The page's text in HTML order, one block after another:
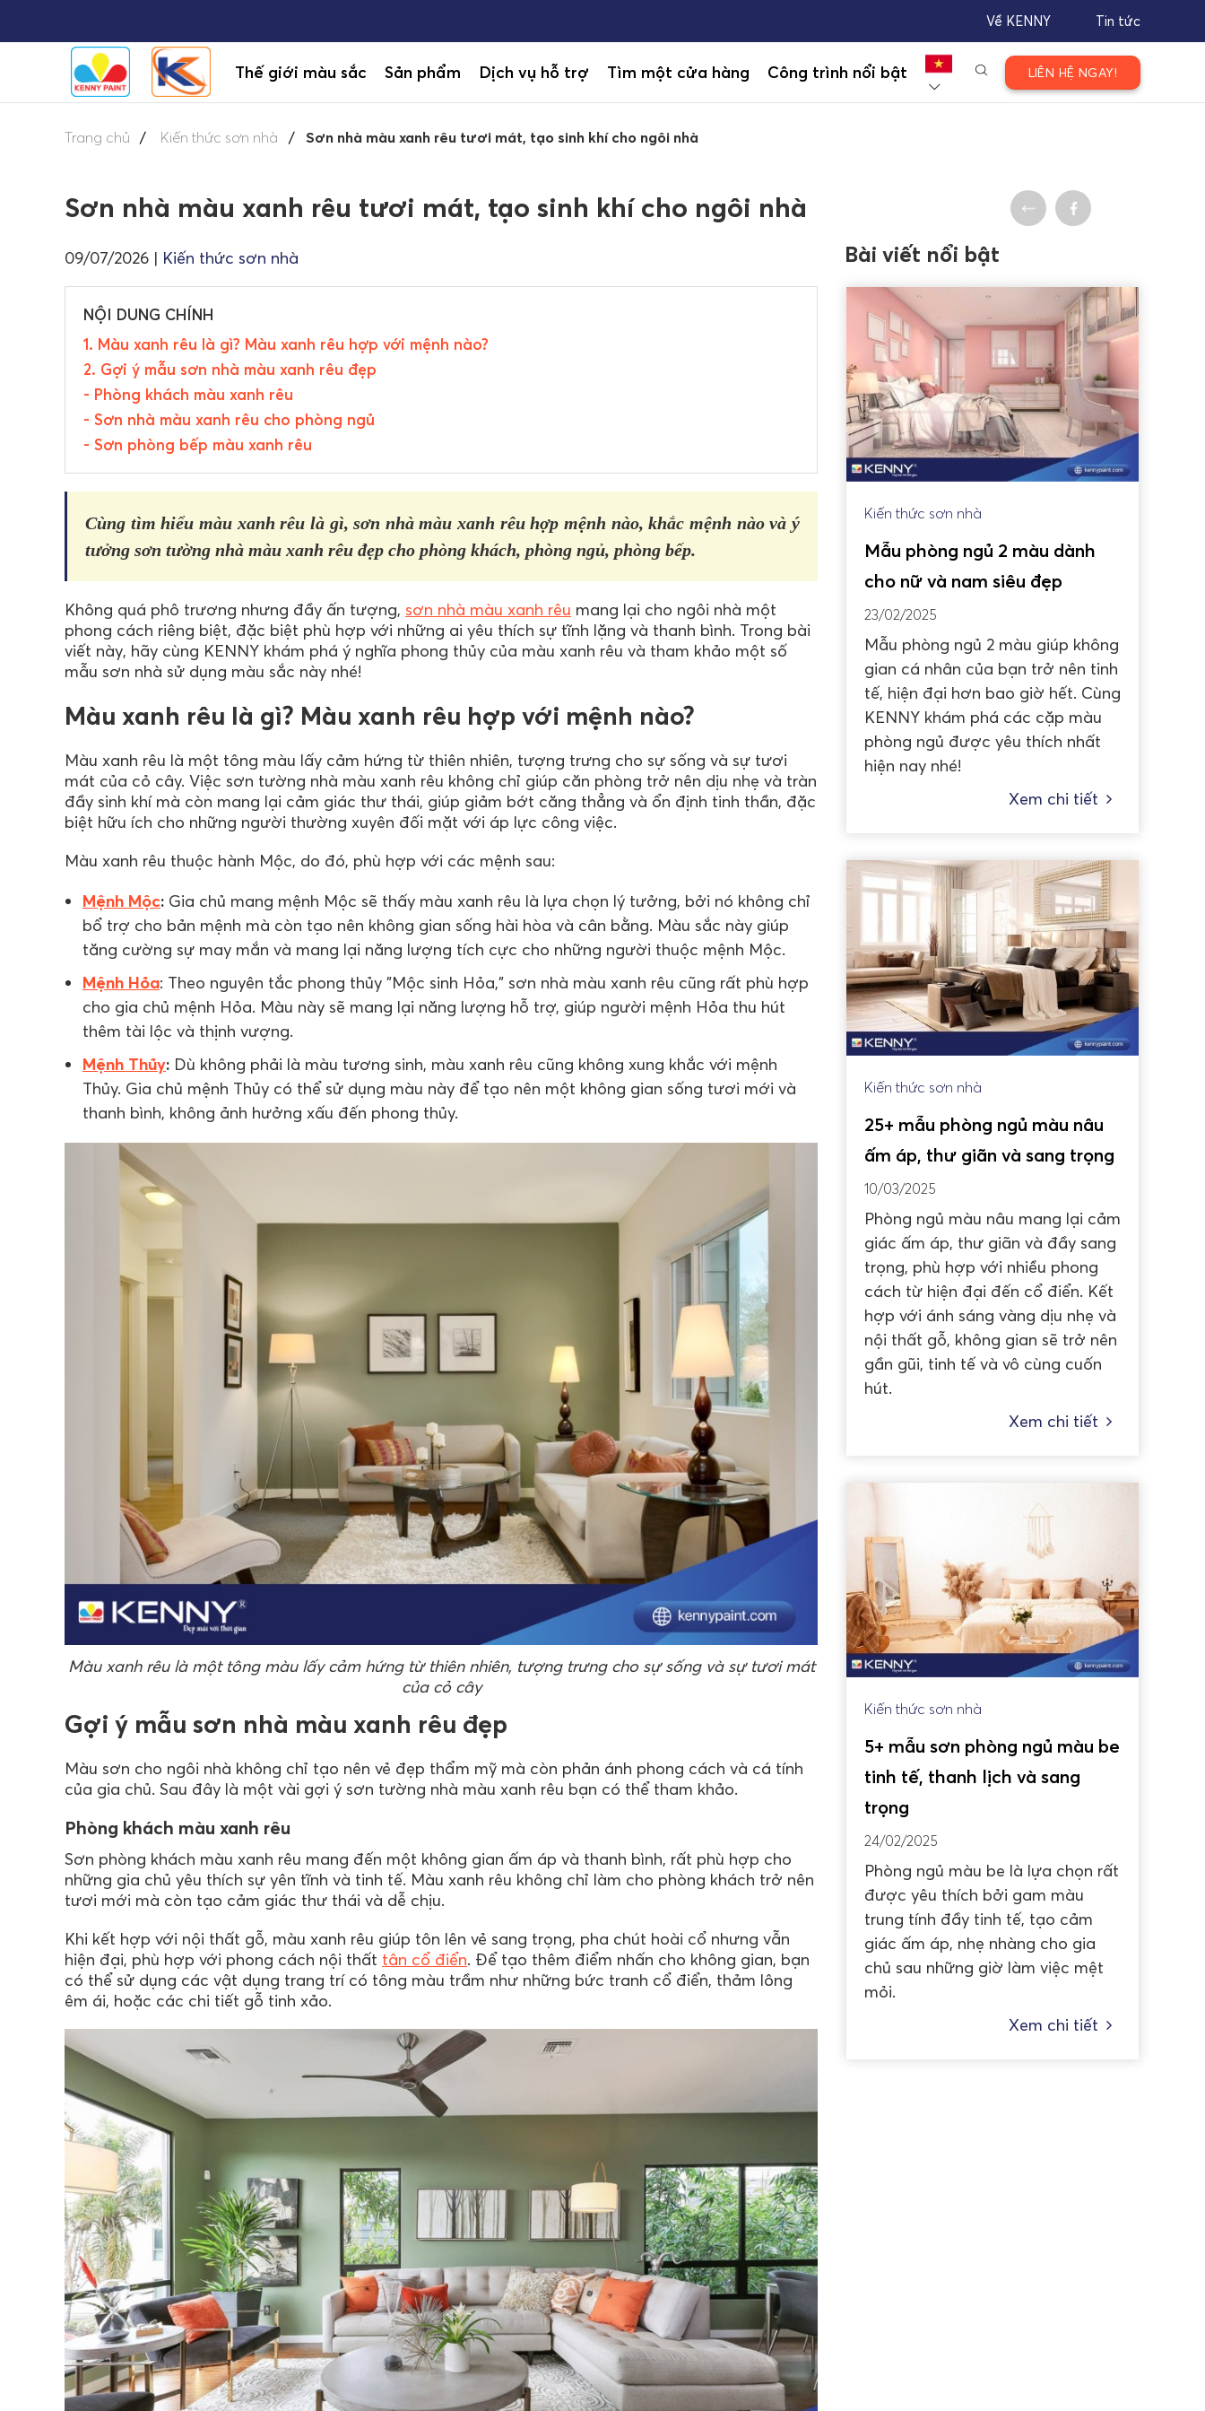
Tin tức
Về KENNY
Thế giới màu sắc Sản phẩm Dịch vụ hỗ trợ Tìm một cửa hàng Công trình nổi bật LIÊN HỆ NGAY!
Trang chủ Kiến thức sơn nhà Sơn nhà màu xanh rêu tươi mát, tạo sinh khí cho ngôi nhà
Sơn nhà màu xanh rêu tươi mát, tạo sinh khí cho ngôi nhà
09/07/2026 | Kiến thức sơn nhà
NỘI DUNG CHÍNH
1. Màu xanh rêu là gì? Màu xanh rêu hợp với mệnh nào?
2. Gợi ý mẫu sơn nhà màu xanh rêu đẹp
- Phòng khách màu xanh rêu
- Sơn nhà màu xanh rêu cho phòng ngủ
- Sơn phòng bếp màu xanh rêu
Cùng tìm hiểu màu xanh rêu là gì, sơn nhà màu xanh rêu hợp mệnh nào, khắc mệnh nào và ý
tưởng sơn tường nhà màu xanh rêu đẹp cho phòng khách, phòng ngủ, phòng bếp.
Không quá phô trương nhưng đầy ấn tượng, sơn nhà màu xanh rêu mang lại cho ngôi nhà một
phong cách riêng biệt, đặc biệt phù hợp với những ai yêu thích sự tĩnh lặng và thanh bình. Trong bài
viết này, hãy cùng KENNY khám phá ý nghĩa phong thủy của màu xanh rêu và tham khảo một số
mẫu sơn nhà sử dụng màu sắc này nhé!
Màu xanh rêu là gì? Màu xanh rêu hợp với mệnh nào?
Màu xanh rêu là một tông màu lấy cảm hứng từ thiên nhiên, tượng trưng cho sự sống và sự tươi
mát của cỏ cây. Việc sơn tường nhà màu xanh rêu không chỉ giúp căn phòng trở nên dịu nhẹ và tràn
đầy sinh khí mà còn mang lại cảm giác thư thái, giúp giảm bớt căng thẳng và ổn định tinh thần, đặc
biệt hữu ích cho những người thường xuyên đối mặt với áp lực công việc.
Màu xanh rêu thuộc hành Mộc, do đó, phù hợp với các mệnh sau:
Mệnh Mộc: Gia chủ mang mệnh Mộc sẽ thấy màu xanh rêu là lựa chọn lý tưởng, bởi nó không chỉ
bổ trợ cho bản mệnh mà còn tạo nên không gian sống hài hòa và cân bằng. Màu sắc này giúp
tăng cường sự may mắn và mang lại năng lượng tích cực cho những người thuộc mệnh Mộc.
Mệnh Hỏa: Theo nguyên tắc phong thủy "Mộc sinh Hỏa," sơn nhà màu xanh rêu cũng rất phù hợp
cho gia chủ mệnh Hỏa. Màu này sẽ mang lại năng lượng hỗ trợ, giúp người mệnh Hỏa thu hút
thêm tài lộc và thịnh vượng.
Mệnh Thủy: Dù không phải là màu tương sinh, màu xanh rêu cũng không xung khắc với mệnh
Thủy. Gia chủ mệnh Thủy có thể sử dụng màu này để tạo nên một không gian sống tươi mới và
thanh bình, không ảnh hưởng xấu đến phong thủy.
Màu xanh rêu là một tông màu lấy cảm hứng từ thiên nhiên, tượng trưng cho sự sống và sự tươi mát
của cỏ cây
Gợi ý mẫu sơn nhà màu xanh rêu đẹp
Màu sơn cho ngôi nhà không chỉ tạo nên vẻ đẹp thẩm mỹ mà còn phản ánh phong cách và cá tính
của gia chủ. Sau đây là một vài gợi ý sơn tường nhà màu xanh rêu bạn có thể tham khảo.
Phòng khách màu xanh rêu
Sơn phòng khách màu xanh rêu mang đến một không gian ấm áp và thanh bình, rất phù hợp cho
những gia chủ yêu thích sự yên tĩnh và tinh tế. Màu xanh rêu không chỉ làm cho phòng khách trở nên
tươi mới mà còn tạo cảm giác thư thái và dễ chịu.
Khi kết hợp với nội thất gỗ, màu xanh rêu giúp tôn lên vẻ sang trọng, pha chút hoài cổ nhưng vẫn
hiện đại, phù hợp với phong cách nội thất tân cổ điển. Để tạo thêm điểm nhấn cho không gian, bạn
có thể sử dụng các vật dụng trang trí có tông màu trầm như những bức tranh cổ điển, thảm lông
êm ái, hoặc các chi tiết gỗ tinh xảo.
Bài viết nổi bật
Kiến thức sơn nhà
Mẫu phòng ngủ 2 màu dành
cho nữ và nam siêu đẹp
23/02/2025
Mẫu phòng ngủ 2 màu giúp không
gian cá nhân của bạn trở nên tinh
tế, hiện đại hơn bao giờ hết. Cùng
KENNY khám phá các cặp màu
phòng ngủ được yêu thích nhất
hiện nay nhé!
Xem chi tiết
Kiến thức sơn nhà
25+ mẫu phòng ngủ màu nâu
ấm áp, thư giãn và sang trọng
10/03/2025
Phòng ngủ màu nâu mang lại cảm
giác ấm áp, thư giãn và đầy sang
trọng, phù hợp với nhiều phong
cách từ hiện đại đến cổ điển. Kết
hợp với ánh sáng vàng dịu nhẹ và
nội thất gỗ, không gian sẽ trở nên
gần gũi, tinh tế và vô cùng cuốn
hút.
Xem chi tiết
Kiến thức sơn nhà
5+ mẫu sơn phòng ngủ màu be
tinh tế, thanh lịch và sang
trọng
24/02/2025
Phòng ngủ màu be là lựa chọn rất
được yêu thích bởi gam màu
trung tính đầy tinh tế, tạo cảm
giác ấm áp, nhẹ nhàng cho gia
chủ sau những giờ làm việc mệt
mỏi.
Xem chi tiết